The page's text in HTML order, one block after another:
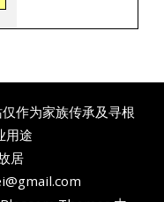
作为家族传承及寻根
用途
居